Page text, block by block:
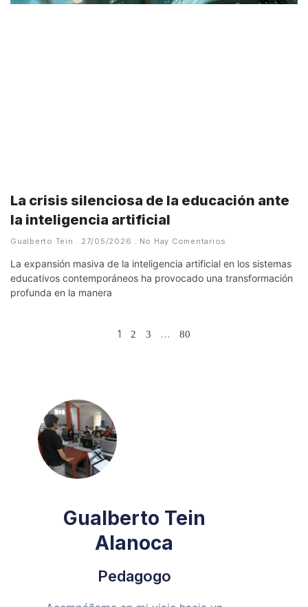
La crisis silenciosa de la educación ante
la inteligencia artificial
Gualberto Tein 27/05/2026 No Hay Comentarios
La expansión masiva de la inteligencia artificial en los sistemas
educativos contemporáneos ha provocado una transformación
profunda en la manera
1 2 3 … 80
Gualberto Tein
Alanoca
Pedagogo